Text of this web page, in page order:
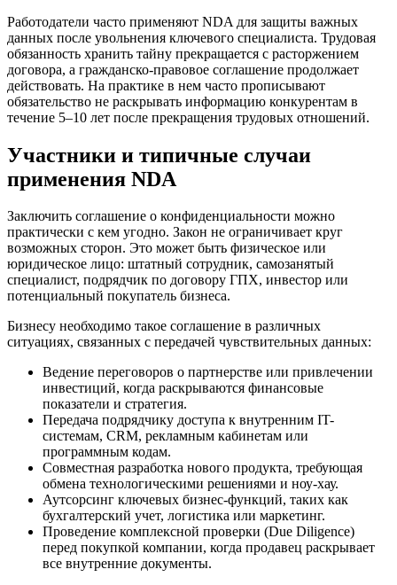
Работодатели часто применяют NDA для защиты важных
данных после увольнения ключевого специалиста. Трудовая
обязанность хранить тайну прекращается с расторжением
договора, а гражданско-правовое соглашение продолжает
действовать. На практике в нем часто прописывают
обязательство не раскрывать информацию конкурентам в
течение 5–10 лет после прекращения трудовых отношений.
Участники и типичные случаи
применения NDA
Заключить соглашение о конфиденциальности можно
практически с кем угодно. Закон не ограничивает круг
возможных сторон. Это может быть физическое или
юридическое лицо: штатный сотрудник, самозанятый
специалист, подрядчик по договору ГПХ, инвестор или
потенциальный покупатель бизнеса.
Бизнесу необходимо такое соглашение в различных
ситуациях, связанных с передачей чувствительных данных:
Ведение переговоров о партнерстве или привлечении
инвестиций, когда раскрываются финансовые
показатели и стратегия.
Передача подрядчику доступа к внутренним IT-
системам, CRM, рекламным кабинетам или
программным кодам.
Совместная разработка нового продукта, требующая
обмена технологическими решениями и ноу-хау.
Аутсорсинг ключевых бизнес-функций, таких как
бухгалтерский учет, логистика или маркетинг.
Проведение комплексной проверки (Due Diligence)
перед покупкой компании, когда продавец раскрывает
все внутренние документы.